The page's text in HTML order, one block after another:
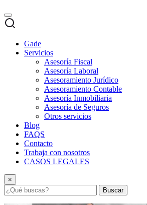
Gade
Servicios
Asesoría Fiscal
Asesoría Laboral
Asesoramiento Jurídico
Asesoramiento Contable
Asesoría Inmobiliaria
Asesoría de Seguros
Otros servicios
Blog
FAQS
Contacto
Trabaja con nosotros
CASOS LEGALES
×
Buscar